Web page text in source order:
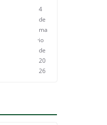
4
de
ma
io
de
20
26